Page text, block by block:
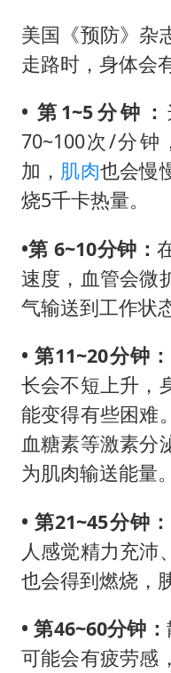
美国《预防》杂
走路时，身体会
• 第1~5分钟：
70~100次/分钟
加， 肌肉也会慢
烧5千卡热量。
•第 6~10分钟：
速度，血管会微
气输送到工作状
• 第11~20分钟：
长会不短上升，
能变得有些困难
血糖素等激素分
为肌肉输送能量。
• 第21~45分钟：
人感觉精力充沛
也会得到燃烧，
• 第46~60分钟：
可能会有疲劳感